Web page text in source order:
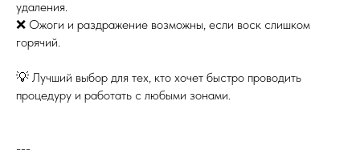
удаления.
❌ Ожоги и раздражение возможны, если воск слишком
горячий.
💡 Лучший выбор для тех, кто хочет быстро проводить
процедуру и работать с любыми зонами.
---